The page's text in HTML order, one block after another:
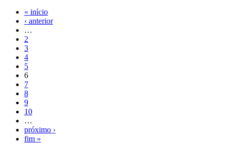
« início
‹ anterior
…
2
3
4
5
6
7
8
9
10
…
próximo ›
fim »